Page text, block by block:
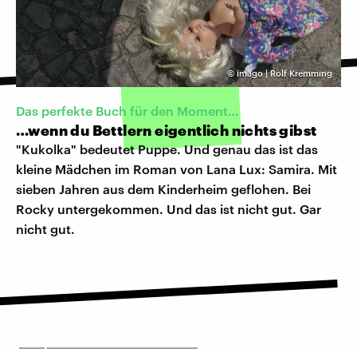
©imago | Rolf Kremming
Das perfekte Buch für den Moment…
…wenn du Bettlern eigentlich nichts gibst
"Kukolka" bedeutet Puppe. Und genau das ist das
kleine Mädchen im Roman von Lana Lux: Samira. Mit
sieben Jahren aus dem Kinderheim geflohen. Bei
Rocky untergekommen. Und das ist nicht gut. Gar
nicht gut.